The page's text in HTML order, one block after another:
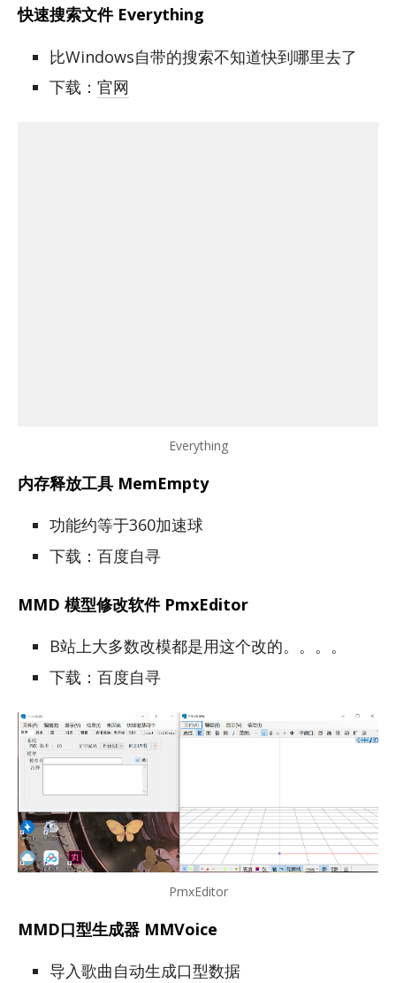
快速搜索文件 Everything
比Windows自带的搜索不知道快到哪里去了
下载： 官网
Everything
内存释放工具 MemEmpty
功能约等于360加速球
下载：百度自寻
MMD 模型修改软件 PmxEditor
B站上大多数改模都是用这个改的。。。。
下载：百度自寻
PmxEditor
MMD口型生成器 MMVoice
导入歌曲自动生成口型数据